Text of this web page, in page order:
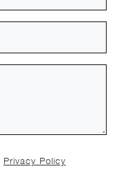
Privacy Policy